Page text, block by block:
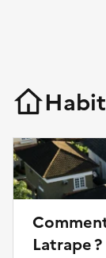
Latrape ?